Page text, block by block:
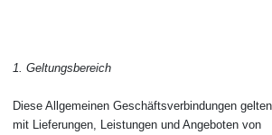
1. Geltungsbereich
Diese Allgemeinen Geschäftsverbindungen
mit Lieferungen, Leistungen und Angeboten von